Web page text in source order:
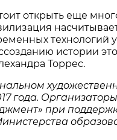
открыть еще
технологий
истории
Торрес.
года.
при